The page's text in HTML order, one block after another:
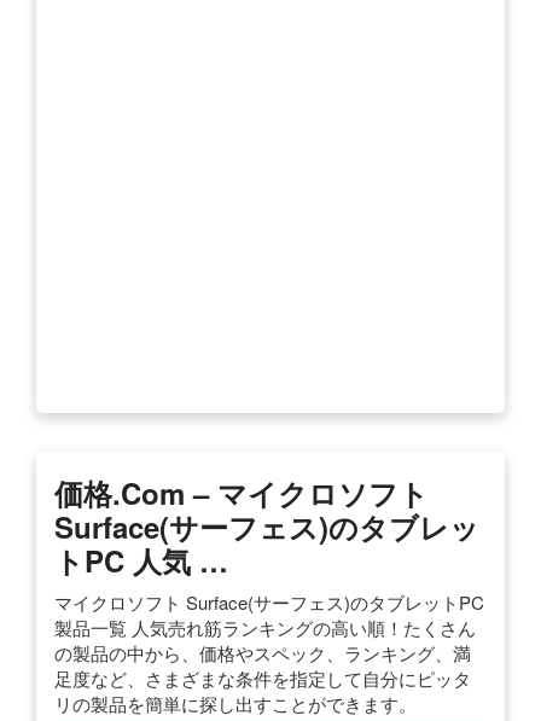
価格.com – マイクロソフト
Surface(サーフェス)のタブレッ
トPC 人気 …
マイクロソフト Surface(サーフェス)のタブレットPC
製品一覧 人気売れ筋ランキングの高い順！たくさん
の製品の中から、価格やスペック、ランキング、満
足度など、さまざまな条件を指定して自分にピッタ
リの製品を簡単に探し出すことができます。